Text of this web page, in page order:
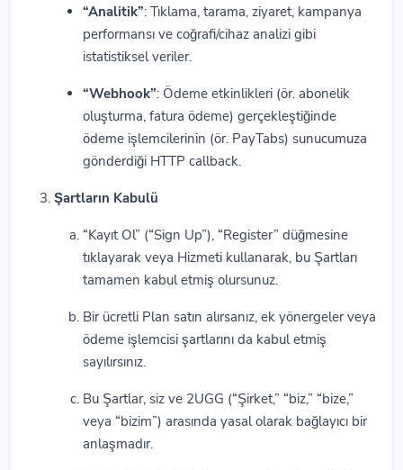
“Analitik”: Tıklama, tarama, ziyaret, kampanya
performansı ve coğrafi/cihaz analizi gibi
istatistiksel veriler.
“Webhook”: Ödeme etkinlikleri (ör. abonelik
oluşturma, fatura ödeme) gerçekleştiğinde
ödeme işlemcilerinin (ör. PayTabs) sunucumuza
gönderdiği HTTP callback.
Şartların Kabulü
“Kayıt Ol” (“Sign Up”), “Register” düğmesine
tıklayarak veya Hizmeti kullanarak, bu Şartları
tamamen kabul etmiş olursunuz.
Bir ücretli Plan satın alırsanız, ek yönergeler veya
ödeme işlemcisi şartlarını da kabul etmiş
sayılırsınız.
Bu Şartlar, siz ve 2UGG (“Şirket,” “biz,” “bize,”
veya “bizim”) arasında yasal olarak bağlayıcı bir
anlaşmadır.